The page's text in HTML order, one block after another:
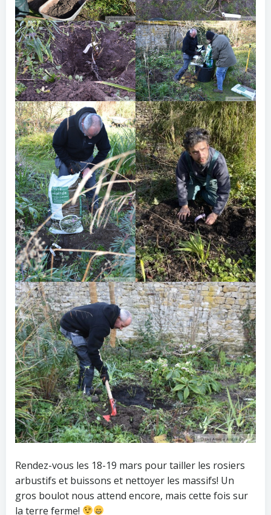
Rendez-vous les 18-19 mars pour tailler les rosiers
arbustifs et buissons et nettoyer les massifs! Un
gros boulot nous attend encore, mais cette fois sur
la terre ferme!